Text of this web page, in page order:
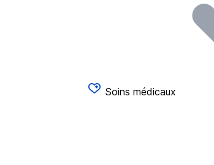
Soins médicaux